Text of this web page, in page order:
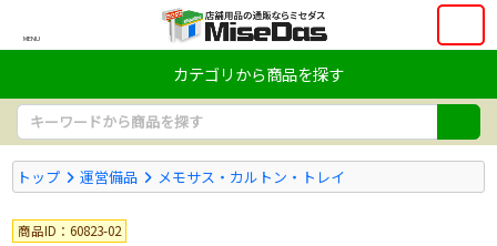
MENU
カテゴリから商品を探す
トップ 運営備品 メモサス・カルトン・トレイ
商品ID：60823-02